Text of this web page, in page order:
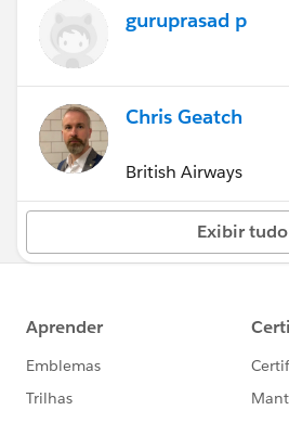
guruprasad p
Chris Geatch
British Airways
Exibir tudo